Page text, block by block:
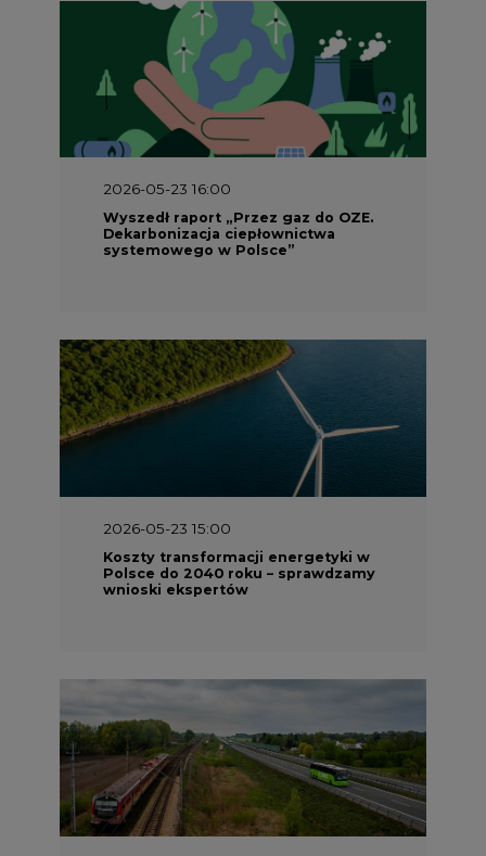
2026-05-23 16:00
Wyszedł raport „Przez gaz do OZE.
Dekarbonizacja ciepłownictwa
systemowego w Polsce”
2026-05-23 15:00
Koszty transformacji energetyki w
Polsce do 2040 roku – sprawdzamy
wnioski ekspertów